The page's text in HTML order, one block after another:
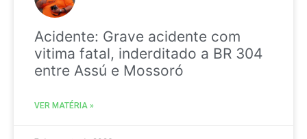
Acidente: Grave acidente com
vitima fatal, inderditado a BR 304
entre Assú e Mossoró
VER MATÉRIA »